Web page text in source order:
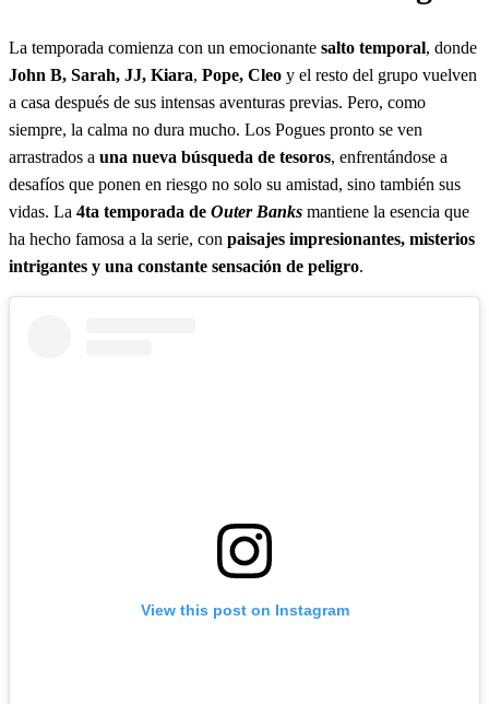
La temporada comienza con un emocionante salto temporal, donde
John B, Sarah, JJ, Kiara, Pope, Cleo y el resto del grupo vuelven
a casa después de sus intensas aventuras previas. Pero, como
siempre, la calma no dura mucho. Los Pogues pronto se ven
arrastrados a una nueva búsqueda de tesoros, enfrentándose a
desafíos que ponen en riesgo no solo su amistad, sino también sus
vidas. La 4ta temporada de Outer Banks mantiene la esencia que
ha hecho famosa a la serie, con paisajes impresionantes, misterios
intrigantes y una constante sensación de peligro.
View this post on Instagram